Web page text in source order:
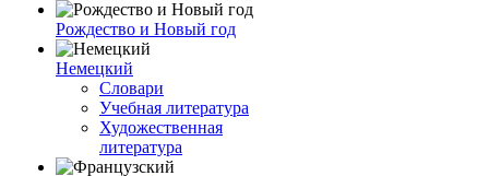
Рождество и Новый год
Немецкий
Словари
Учебная литература
Художественная
литература